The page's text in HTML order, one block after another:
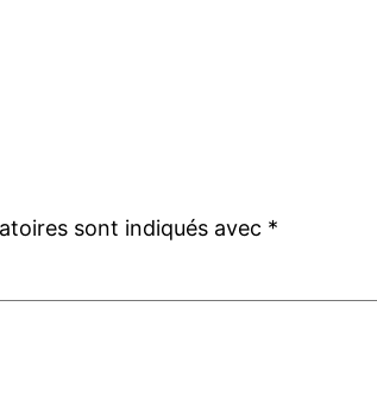
sont indiqués avec *